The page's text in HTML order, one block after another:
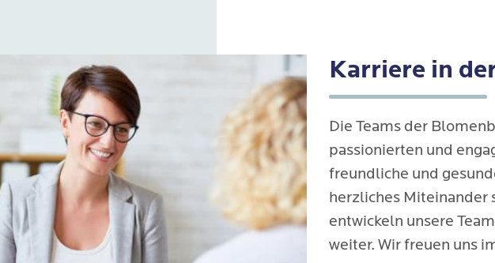
Karriere in
Die Teams der
passionierten und
freundliche und
herzliches Miteinander
entwickeln unsere
weiter. Wir freuen uns